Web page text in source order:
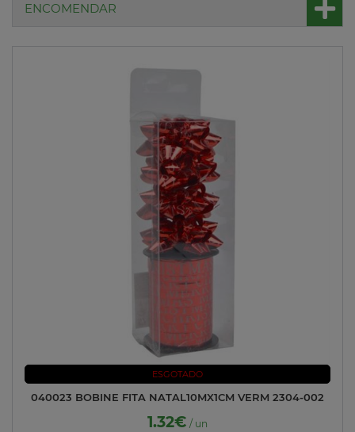
ENCOMENDAR
ESGOTADO
040023 BOBINE FITA NATAL10MX1CM VERM 2304-002
1.32€ / un